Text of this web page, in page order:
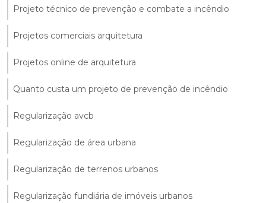
Projeto técnico de prevenção e combate a incêndio
Projetos comerciais arquitetura
Projetos online de arquitetura
Quanto custa um projeto de prevenção de incêndio
Regularização avcb
Regularização de área urbana
Regularização de terrenos urbanos
Regularização fundiária de imóveis urbanos